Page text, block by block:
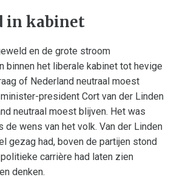
in kabinet
en de grote stroom
binnen het liberale kabinet tot hevige
of Nederland neutraal moest
president Cort van der Linden
neutraal moest blijven. Het was
de wens van het volk. Van der Linden
gezag had, boven de partijen stond
carrière had laten zien
denken.